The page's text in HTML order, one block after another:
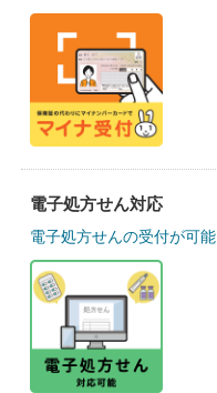
電子処方せん対応
電子処方せんの受付が可能